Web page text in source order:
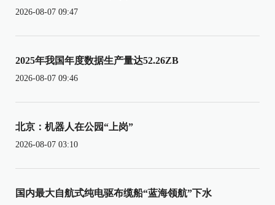
2026-08-07 09:47
2025年我国年度数据生产量达52.26ZB
2026-08-07 09:46
北京：机器人在公园“上岗”
2026-08-07 03:10
国内最大自航式纯电驱布缆船“蓝海领航”下水